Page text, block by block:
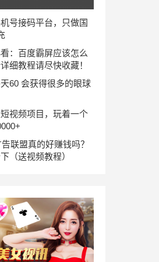
号接码平台，只做国
：百度霸屏应该怎么
细教程请尽快收藏！
60 会获得很多的眼球
视频项目，玩着一个
联盟真的好赚钱吗？
（送视频教程）